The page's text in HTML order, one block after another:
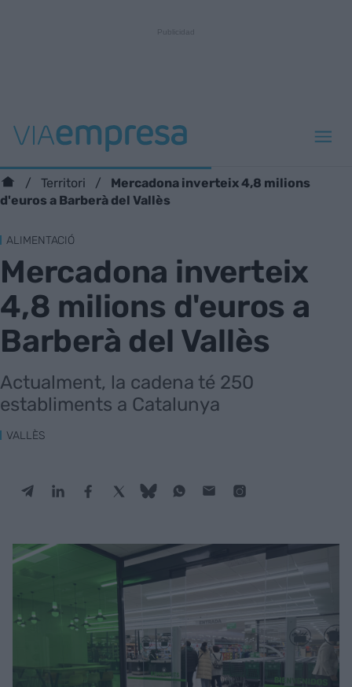
Territori
Mercadona inverteix 4,8 milions
d'euros a Barberà del Vallès
ALIMENTACIÓ
Mercadona inverteix
4,8 milions d'euros a
Barberà del Vallès
Actualment, la cadena té 250
establiments a Catalunya
VALLÈS